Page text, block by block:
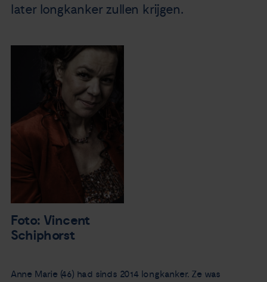
Zorgverleners
later longkanker zullen krijgen.
Foto: Vincent
Schiphorst
Anne Marie (46) had sinds 2014 longkanker. Ze was